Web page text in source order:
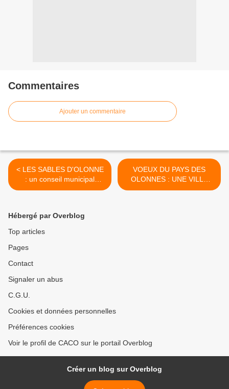
Commentaires
Ajouter un commentaire
< LES SABLES D'OLONNE
: un conseil municipal
extraordinaire ce vendredi
VOEUX DU PAYS DES
OLONNES : UNE VILLE
UNIQUE LES SABLES
Hébergé par Overblog
Top articles
Pages
Contact
Signaler un abus
C.G.U.
Cookies et données personnelles
Préférences cookies
Voir le profil de CACO sur le portail Overblog
Créer un blog sur Overblog